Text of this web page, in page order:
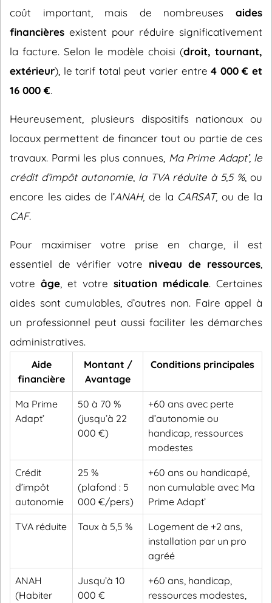
coût important, mais de nombreuses aides
financières existent pour réduire significativement
la facture. Selon le modèle choisi (droit, tournant,
extérieur), le tarif total peut varier entre4 000 € et
16 000 €.
Heureusement, plusieurs dispositifs nationaux ou
locaux permettent de financer tout ou partie de ces
travaux. Parmi les plus connues, Ma Prime Adapt’, le
crédit d’impôt autonomie, la TVA réduite à 5,5 %, ou
encore les aides de l’ANAH, de la CARSAT, ou de la
CAF.
Pour maximiser votre prise en charge, il est
essentiel de vérifier votre niveau de ressources
votre âge , et votre situation médicale. Certaines
aides sont cumulables, d’autres non. Faire appel à
un professionnel peut aussi faciliter les démarches
administratives.
Aide
financière
Montant /
Avantage
Conditions principales
Ma Prime
Adapt’
50 à 70 %
(jusqu’à 22
000 €)
+60 ans avec perte
d’autonomie ou
handicap, ressources
modestes
Crédit
d’impôt
autonomie
25 %
(plafond : 5
000 €/pers)
+60 ans ou handicapé,
non cumulable avec Ma
Prime Adapt’
TVA réduite Taux à 5,5 %
Logement de +2 ans,
installation par un pro
agréé
ANAH
(Habiter
Jusqu’à 10
000 €
+60 ans, handicap,
ressources modestes,